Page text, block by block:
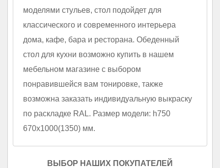
моделями стульев, стол подойдет для
классического и современного интерьера
дома, кафе, бара и ресторана. Обеденный
стол для кухни возможно купить в нашем
мебельном магазине с выбором
понравившейся вам тонировке, также
возможна заказать индивидуальную выкраску
по раскладке RAL. Размер модели: h750
670х1000(1350) мм.
ВЫБОР НАШИХ ПОКУПАТЕЛЕЙ